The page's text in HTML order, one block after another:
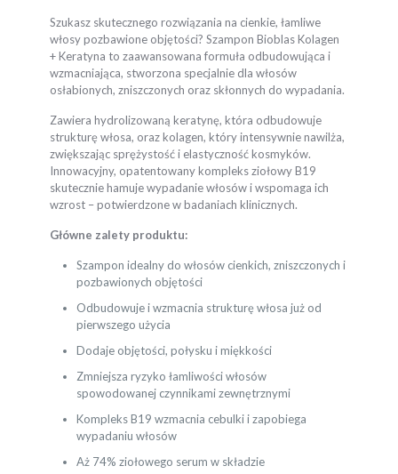
Szukasz skutecznego rozwiązania na cienkie, łamliwe
włosy pozbawione objętości? Szampon Bioblas Kolagen
+ Keratyna to zaawansowana formuła odbudowująca i
wzmacniająca, stworzona specjalnie dla włosów
osłabionych, zniszczonych oraz skłonnych do wypadania.
Zawiera hydrolizowaną keratynę, która odbudowuje
strukturę włosa, oraz kolagen, który intensywnie nawilża,
zwiększając sprężystość i elastyczność kosmyków.
Innowacyjny, opatentowany kompleks ziołowy B19
skutecznie hamuje wypadanie włosów i wspomaga ich
wzrost – potwierdzone w badaniach klinicznych.
Główne zalety produktu:
Szampon idealny do włosów cienkich, zniszczonych i
pozbawionych objętości
Odbudowuje i wzmacnia strukturę włosa już od
pierwszego użycia
Dodaje objętości, połysku i miękkości
Zmniejsza ryzyko łamliwości włosów
spowodowanej czynnikami zewnętrznymi
Kompleks B19 wzmacnia cebulki i zapobiega
wypadaniu włosów
Aż 74% ziołowego serum w składzie